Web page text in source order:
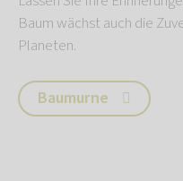
Baum wächst auch die
Planeten.
Baumurne